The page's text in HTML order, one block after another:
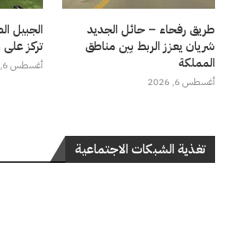
طريق رفحاء – حائل الجديد
شريان يعزز الربط بين مناطق
المملكة
أغسطس 6, 2026
الجبيل
تركز
أغسطس 6, 2026
تغذية الشبكات الاجتماعية